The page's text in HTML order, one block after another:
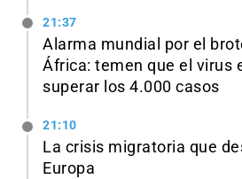
21:37
Alarma mundial por el
África: temen que el virus
superar los 4.000 casos
21:10
La crisis migratoria que
Europa